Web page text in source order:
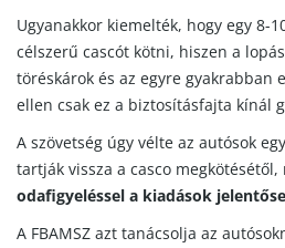
Ugyanakkor kiemelték, hogy egy 8-
célszerű cascót kötni, hiszen a
töréskárok és az egyre gyakrabban
ellen csak ez a biztosításfajta kínál
A szövetség úgy vélte az autósok
tartják vissza a casco megkötésétől,
odafigyeléssel a kiadások
A FBAMSZ azt tanácsolja az